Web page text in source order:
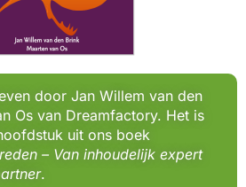
door Jan Willem van den
Os van Dreamfactory. Het is
uit ons boek
– Van inhoudelijk expert
.